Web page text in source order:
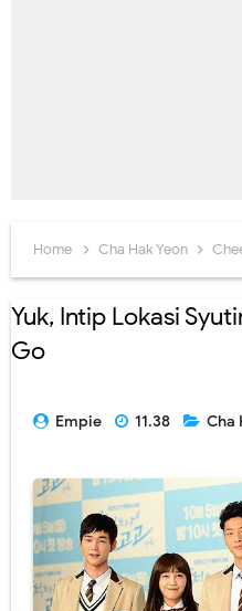
Home Cha Hak Yeon
Yuk, Intip Lokasi
Go
Empie 11.38 Cha